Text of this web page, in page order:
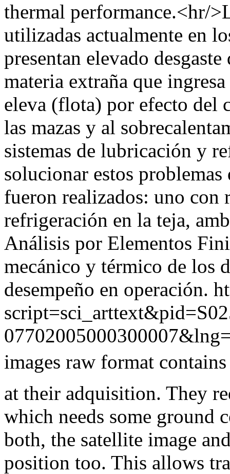
thermal performance.<hr/
utilizadas actualmente en
presentan elevado
materia extraña que
eleva (flota) por efecto del
las mazas y al
sistemas de lubricación y
solucionar estos problemas
fueron realizados: uno con
refrigeración en la teja,
Análisis por Elementos
mecánico y térmico de los
desempeño en operación.
images raw format
at their adquisition. They
which needs some ground
both, the satellite image
position too. This allows